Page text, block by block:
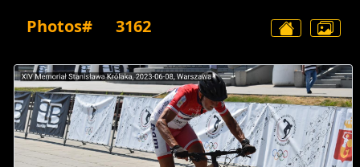
Photos# 3162